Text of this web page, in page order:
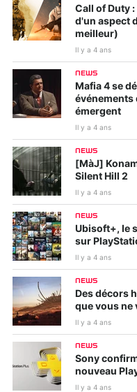
Call of Duty
d'un aspect
meilleur)
Il y a 4 ans
NEWS
Mafia 4 se
événements
émergent
Il y a 4 ans
NEWS
[MàJ]
Silent Hill 2
Il y a 4 ans
NEWS
Ubisoft+, le
sur
Il y a 4 ans
NEWS
Des décors
que vous ne
Il y a 4 ans
NEWS
Sony
nouveau
Il y a 4 ans